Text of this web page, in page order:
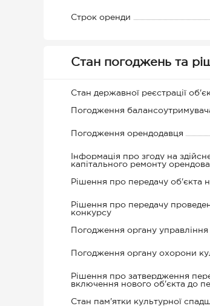
Строк оренди
Стан погоджень та
Стан державної реєстрації
Погодження
Погодження орендодавця
Інформація про згоду на
капітального ремонту
Рішення про передачу об'єкта
Рішення про передачу
конкурсу
Погодження органу управління
Погодження органу охорони
Рішення про затвердження
включення нового об'єкта до
Стан пам'ятки культурної